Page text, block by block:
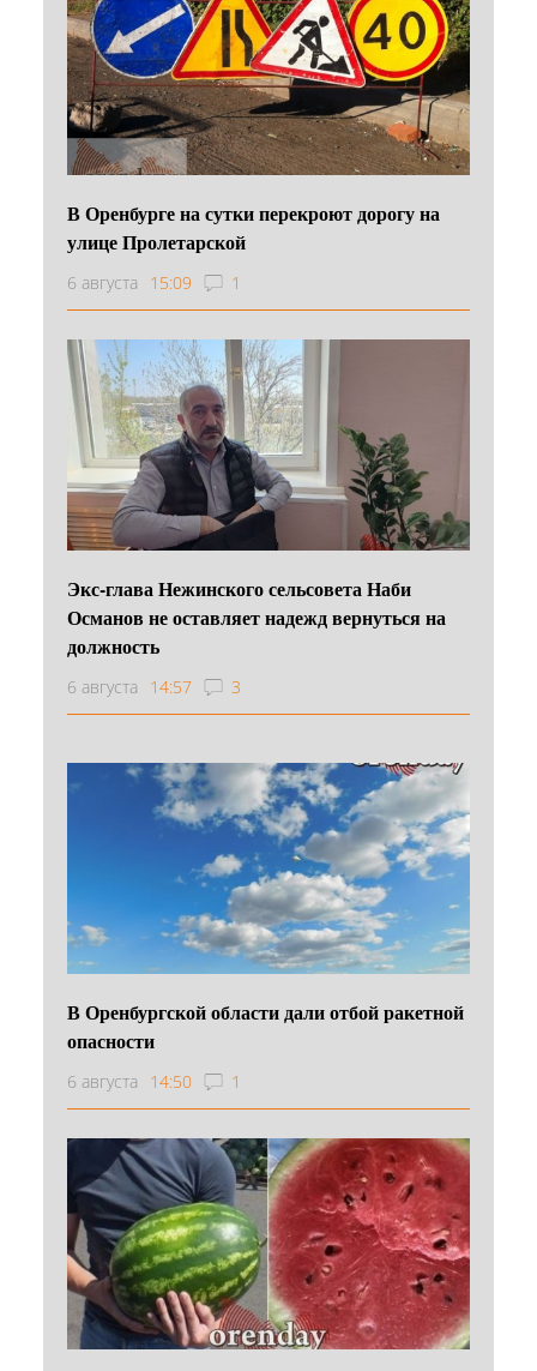
В Оренбурге на сутки перекроют дорогу на
улице Пролетарской
6 августа 15:09 1
Экс-глава Нежинского сельсовета Наби
Османов не оставляет надежд вернуться на
должность
6 августа 14:57 3
В Оренбургской области дали отбой ракетной
опасности
6 августа 14:50 1